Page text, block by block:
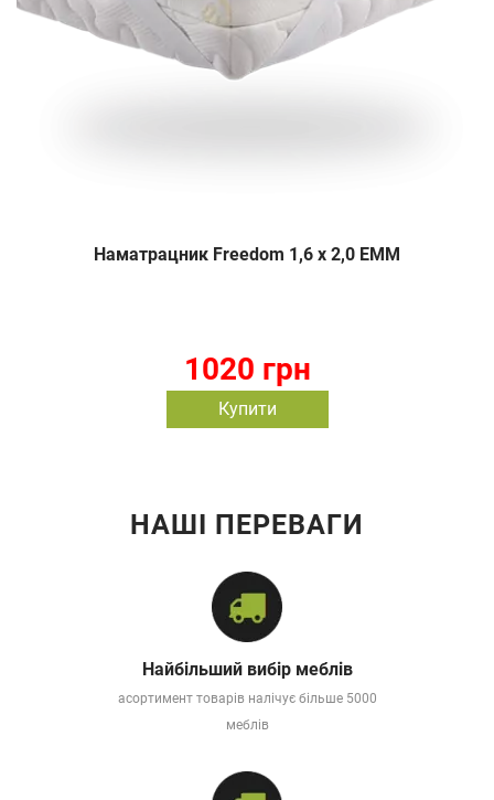
Наматрацник Freedom 1,6 х 2,0 EMM
1020 грн
Купити
НАШІ ПЕРЕВАГИ
Найбільший вибір меблів
асортимент товарів налічує більше 5000
меблів